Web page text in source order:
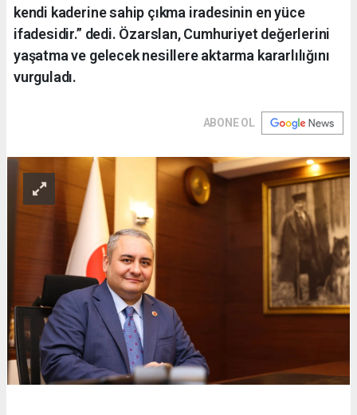
kendi kaderine sahip çıkma iradesinin en yüce
ifadesidir.” dedi. Özarslan, Cumhuriyet değerlerini
yaşatma ve gelecek nesillere aktarma kararlılığını
vurguladı.
ABONE OL